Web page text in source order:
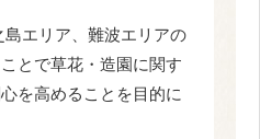
エリア、難波エリアの
とで草花・造園に関す
を高めることを目的に